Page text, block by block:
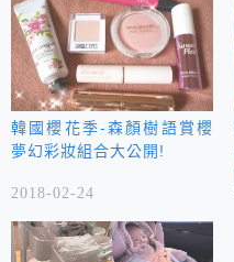
韓國櫻花季-森顏樹語賞櫻
夢幻彩妝組合大公開!
2018-02-24